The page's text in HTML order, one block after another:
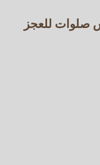
صلوات للعجز